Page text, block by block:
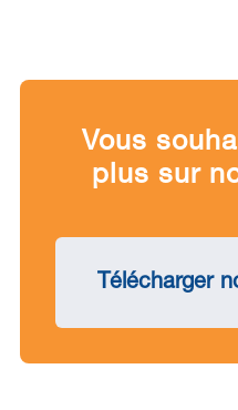
Vous
plus sur
Télécharger